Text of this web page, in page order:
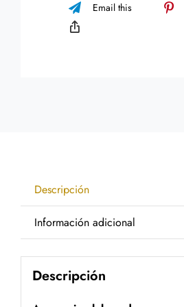
Email this
Descripción
Información adicional
Descripción